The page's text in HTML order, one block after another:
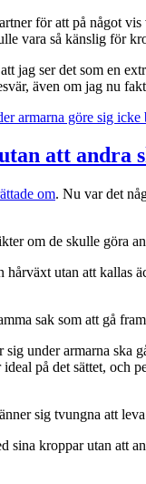
för att på något
vara så känslig för
jag ser det som en
även om jag nu
armarna göre sig icke
att andra
om. Nu var det
om de skulle göra
utan att kallas
sak som att gå
under armarna ska
på det sättet, och
sig tvungna att
sina kroppar utan att